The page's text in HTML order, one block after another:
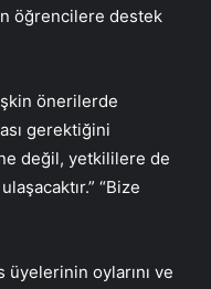
öğrencilere destek
önerilerde
gerektiğini
değil, yetkililere de
“Bize
oylarını ve